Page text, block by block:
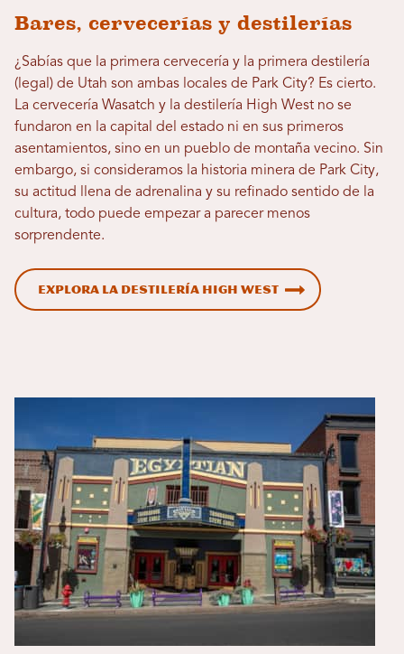
Bares, cervecerías y destilerías
¿Sabías que la primera cervecería y la primera destilería
(legal) de Utah son ambas locales de Park City? Es cierto.
La cervecería Wasatch y la destilería High West no se
fundaron en la capital del estado ni en sus primeros
asentamientos, sino en un pueblo de montaña vecino. Sin
embargo, si consideramos la historia minera de Park City,
su actitud llena de adrenalina y su refinado sentido de la
cultura, todo puede empezar a parecer menos
sorprendente.
Explora la destilería High West